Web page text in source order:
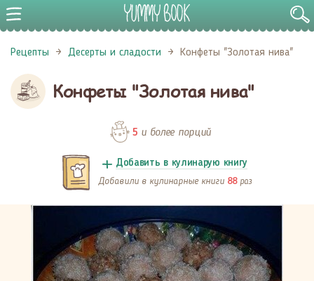
Рецепты Десерты и сладости Конфеты "Золотая нива"
Конфеты "Золотая нива"
5 и более порций
Добавить в кулинарую книгу
Добавили в кулинарные книги 88 раз